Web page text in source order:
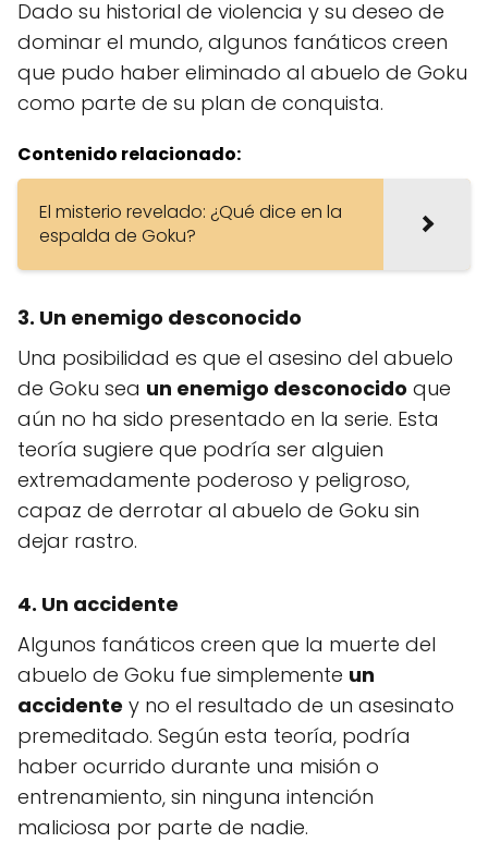
Dado su historial de violencia y su deseo de
dominar el mundo, algunos fanáticos creen
que pudo haber eliminado al abuelo de Goku
como parte de su plan de conquista.
Contenido relacionado:
El misterio revelado: ¿Qué dice en la
espalda de Goku?
3. Un enemigo desconocido
Una posibilidad es que el asesino del abuelo
de Goku sea un enemigo desconocido que
aún no ha sido presentado en la serie. Esta
teoría sugiere que podría ser alguien
extremadamente poderoso y peligroso,
capaz de derrotar al abuelo de Goku sin
dejar rastro.
4. Un accidente
Algunos fanáticos creen que la muerte del
abuelo de Goku fue simplemente un
accidente y no el resultado de un asesinato
premeditado. Según esta teoría, podría
haber ocurrido durante una misión o
entrenamiento, sin ninguna intención
maliciosa por parte de nadie.